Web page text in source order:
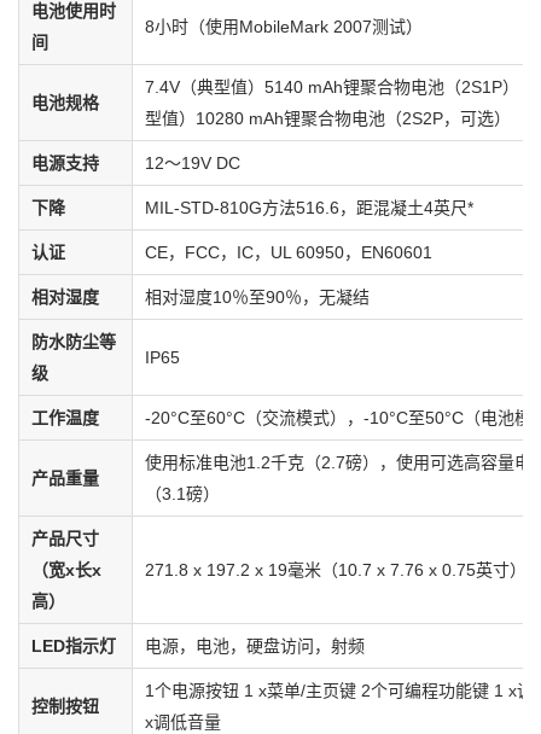
电池使用时
间
8小时（使用MobileMark 2007测试）
电池规格
7.4V（典型值）5140 mAh锂聚合物电池（2S1P）
型值）10280 mAh锂聚合物电池（2S2P，可选）
电源支持 12〜19V DC
下降 MIL-STD-810G方法516.6，距混凝土4英尺*
认证 CE，FCC，IC，UL 60950，EN60601
相对湿度 相对湿度10％至90％，无凝结
防水防尘等
级
IP65
工作温度 -20°C至60°C（交流模式），-10°C至50°C（电池模
产品重量
使用标准电池1.2千克（2.7磅），使用可选高容量电
（3.1磅）
产品尺寸
（宽x长x
高）
271.8 x 197.2 x 19毫米（10.7 x 7.76 x 0.75英寸）
LED指示灯 电源，电池，硬盘访问，射频
控制按钮
1个电源按钮 1 x菜单/主页键 2个可编程功能键 1 x调
x调低音量